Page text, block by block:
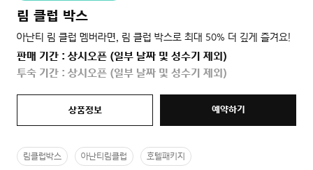
림 클럽 박스
아난티 림 클럽 멤버라면, 림 클럽 박스로 최대 50% 더 깊게 즐겨요!
판매 기간 : 상시오픈 (일부 날짜 및 성수기 제외)
투숙 기간 : 상시오픈 (일부 날짜 및 성수기 제외)
상품정보 예약하기
림클럽박스 아난티림클럽 호텔패키지